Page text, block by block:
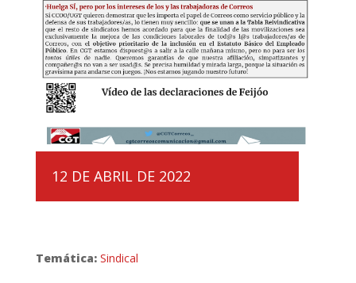
12 DE ABRIL DE 2022
Temática: Sindical